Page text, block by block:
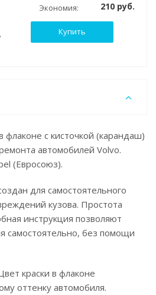
Экономия: 210 руб.
Купить
флаконе с кисточкой (карандаш)
автомобилей Volvo.
(Евросоюз).
для самостоятельного
кузова. Простота
инструкция позволяют
самостоятельно, без помощи
краски в флаконе
оттенку автомобиля.